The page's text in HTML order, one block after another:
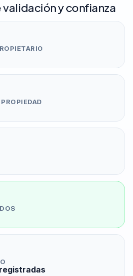
y confianza